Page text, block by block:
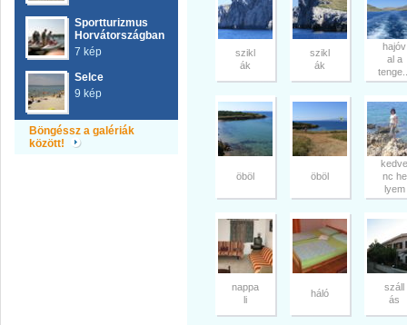
Sportturizmus
Horvátországban
7 kép
Selce
9 kép
Böngéssz a galériák
között!
szikl
ák
szikl
ák
hajóv
al a
öböl öböl
kedve
nc he
lyem
nappa
li
háló
száll
ás